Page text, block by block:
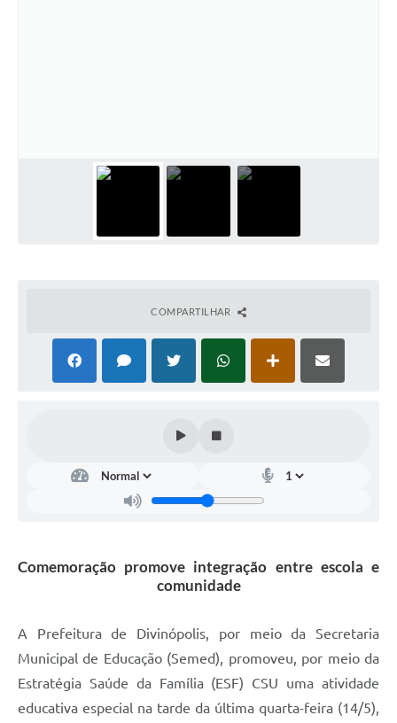
COMPARTILHAR
Comemoração promove integração entre escola e
comunidade
A Prefeitura de Divinópolis, por meio da Secretaria
Municipal de Educação (Semed), promoveu, por meio da
Estratégia Saúde da Família (ESF) CSU uma atividade
educativa especial na tarde da última quarta-feira (14/5),